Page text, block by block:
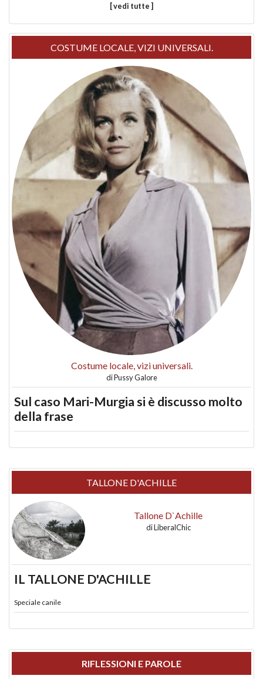
[ vedi tutte ]
COSTUME LOCALE, VIZI UNIVERSALI.
Costume locale, vizi universali.
diPussy Galore
Sul caso Mari-Murgia si è discusso molto
della frase
TALLONE D'ACHILLE
Tallone D`Achille
diLiberalChic
IL TALLONE D'ACHILLE
Speciale canile
RIFLESSIONI E PAROLE